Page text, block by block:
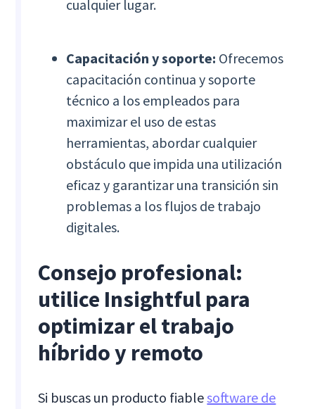
cualquier lugar.
Capacitación y soporte: Ofrecemos
capacitación continua y soporte
técnico a los empleados para
maximizar el uso de estas
herramientas, abordar cualquier
obstáculo que impida una utilización
eficaz y garantizar una transición sin
problemas a los flujos de trabajo
digitales.
Consejo profesional:
utilice Insightful para
optimizar el trabajo
híbrido y remoto
Si buscas un producto fiablesoftware de